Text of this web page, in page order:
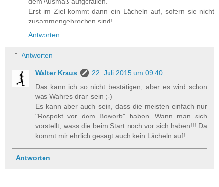
Erst im Ziel kommt dann ein Lächeln auf, sofern sie nicht
zusammengebrochen sind!
Antworten
Antworten
Walter Kraus
22. Juli 2015 um 09:40
Das kann ich so nicht bestätigen, aber es wird schon
was Wahres dran sein ;-)
Es kann aber auch sein, dass die meisten einfach nur
"Respekt vor dem Bewerb" haben. Wann man sich
vorstellt, wass die beim Start noch vor sich haben!!! Da
kommt mir ehrlich gesagt auch kein Lächeln auf!
Antworten